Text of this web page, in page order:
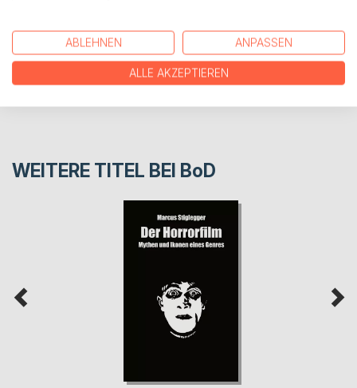
REZENSIONEN
WEITERE TITEL BEI BoD
ABLEHNEN ANPASSEN
ALLE AKZEPTIEREN